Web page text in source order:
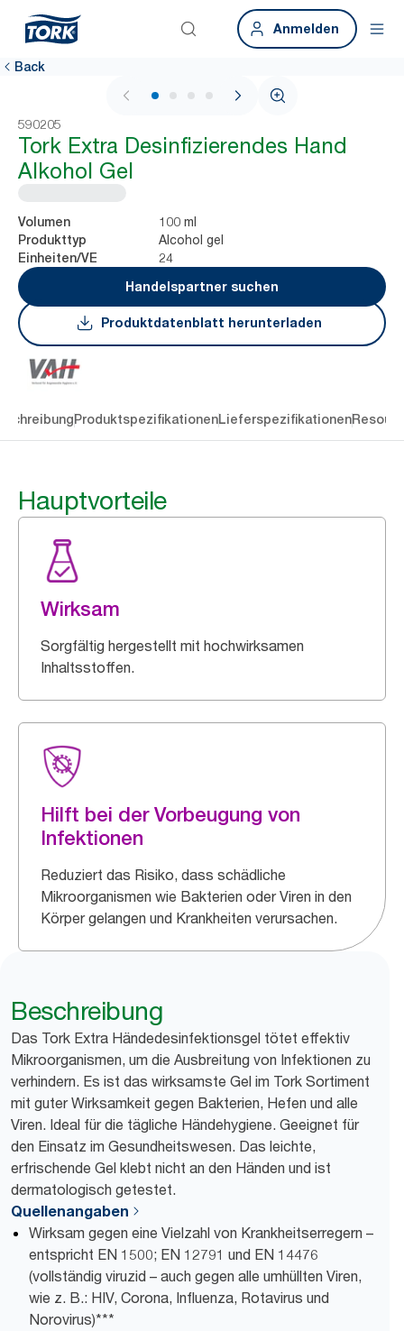
Anmelden
Back
1 / 4
590205
Tork Extra Desinfizierendes Hand
Alkohol Gel
Volumen 100 ml
Produkttyp Alcohol gel
Einheiten/VE
24
Handelspartner suchen
Produktdatenblatt herunterladen
ProduktspezifikationenLieferspezifikationen
Hauptvorteile
Wirksam
Sorgfältig hergestellt mit hochwirksamen
Inhaltsstoffen.
Hilft bei der Vorbeugung von
Infektionen
Reduziert das Risiko, dass schädliche
Mikroorganismen wie Bakterien oder Viren in den
Körper gelangen und Krankheiten verursachen.
Beschreibung
Das Tork Extra Händedesinfektionsgel tötet effektiv
Mikroorganismen, um die Ausbreitung von Infektionen zu
verhindern. Es ist das wirksamste Gel im Tork Sortiment
mit guter Wirksamkeit gegen Bakterien, Hefen und alle
Viren. Ideal für die tägliche Händehygiene. Geeignet für
den Einsatz im Gesundheitswesen. Das leichte,
erfrischende Gel klebt nicht an den Händen und ist
dermatologisch getestet.
Quellenangaben
Wirksam gegen eine Vielzahl von Krankheitserregern –
entspricht EN 1500; EN 12791 und EN 14476
(vollständig viruzid – auch gegen alle umhüllten Viren,
wie z. B.: HIV, Corona, Influenza, Rotavirus und
Norovirus)***